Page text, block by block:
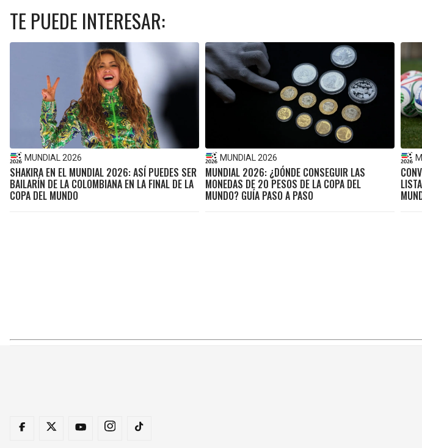
TE PUEDE INTERESAR:
MUNDIAL 2026
SHAKIRA EN EL MUNDIAL 2026: ASÍ PUEDES SER
BAILARÍN DE LA COLOMBIANA EN LA FINAL DE LA
COPA DEL MUNDO
MUNDIAL 2026
MUNDIAL 2026: ¿DÓNDE CONSEGUIR LAS
MONEDAS DE 20 PESOS DE LA COPA DEL
MUNDO? GUÍA PASO A PASO